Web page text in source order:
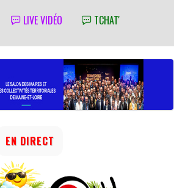
LIVE VIDÉO TCHAT'
EN DIRECT